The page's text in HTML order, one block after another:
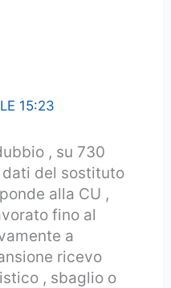
15:23
, su 730
del sostituto
alla CU ,
fino al
a
ricevo
, sbaglio o